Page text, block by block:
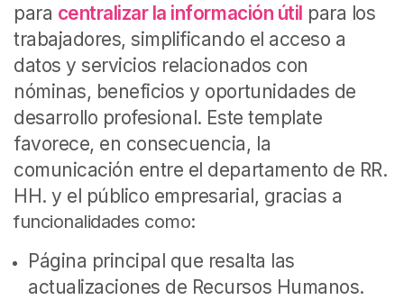
para centralizar la información útil para los
trabajadores, simplificando el acceso a
datos y servicios relacionados con
nóminas, beneficios y oportunidades de
desarrollo profesional. Este template
favorece, en consecuencia, la
comunicación entre el departamento de RR.
HH. y el público empresarial, gracias a
funcionalidades como:
Página principal que resalta las
actualizaciones de Recursos Humanos.